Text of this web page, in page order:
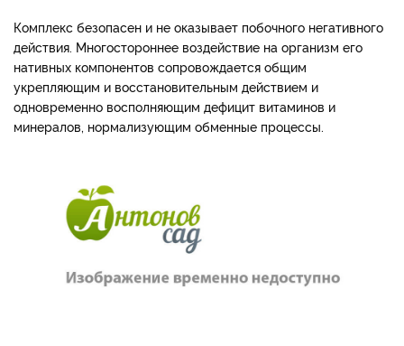
Комплекс безопасен и не оказывает побочного негативного
действия. Многостороннее воздействие на организм его
нативных компонентов сопровождается общим
укрепляющим и восстановительным действием и
одновременно восполняющим дефицит витаминов и
минералов, нормализующим обменные процессы.